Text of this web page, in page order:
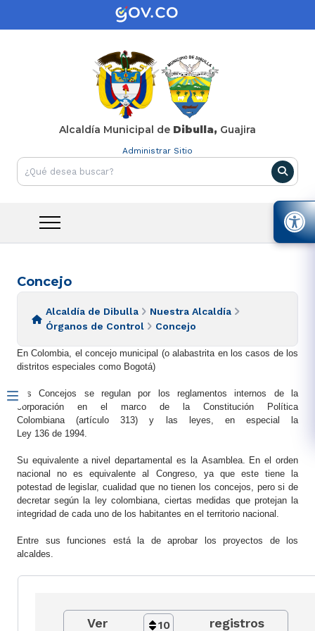
Alcaldía Municipal de Dibulla, Guajira
Administrar Sitio
Concejo
Alcaldía de Dibulla
Nuestra Alcaldía
Órganos de Control
Concejo
EnColombia, el concejo municipal (o alabastrita en los casos de los
distritos especiales como Bogotá)
Los Concejos se regulan por los reglamentos internos de la
corporación en el marco de la Constitución Política
Colombiana(artículo 313) y las leyes, en especial la
Ley 136 de 1994.
Su equivalente a nivel departamental es la Asamblea. En el orden
nacional no es equivalente al Congreso, ya que este tiene la
potestad de legislar, cualidad que no tienen los concejos, pero si de
decretar según la ley colombiana, ciertas medidas que protejan la
integridad de cada uno de los habitantes en el territorio nacional.
Entre sus funciones está la de aprobar los proyectos de los
alcaldes.​
Ver 10 registros